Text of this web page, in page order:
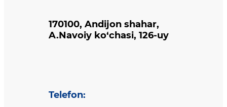
170100, Andijon shahar,
A.Navoiy ko‘chasi, 126-uy
Telefon: